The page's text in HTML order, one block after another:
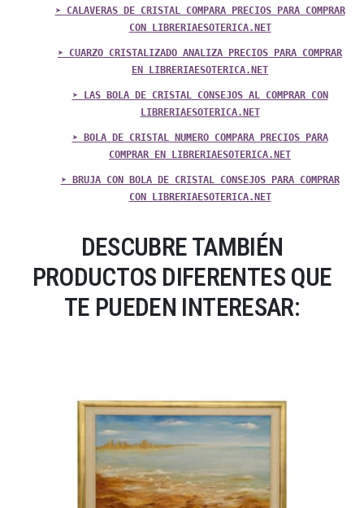
➤ CALAVERAS DE CRISTAL COMPARA PRECIOS PARA COMPRAR
CON LIBRERIAESOTERICA.NET
➤ CUARZO CRISTALIZADO ANALIZA PRECIOS PARA COMPRAR
EN LIBRERIAESOTERICA.NET
➤ LAS BOLA DE CRISTAL CONSEJOS AL COMPRAR CON
LIBRERIAESOTERICA.NET
➤ BOLA DE CRISTAL NUMERO COMPARA PRECIOS PARA
COMPRAR EN LIBRERIAESOTERICA.NET
➤ BRUJA CON BOLA DE CRISTAL CONSEJOS PARA COMPRAR
CON LIBRERIAESOTERICA.NET
DESCUBRE TAMBIÉN
PRODUCTOS DIFERENTES QUE
TE PUEDEN INTERESAR: